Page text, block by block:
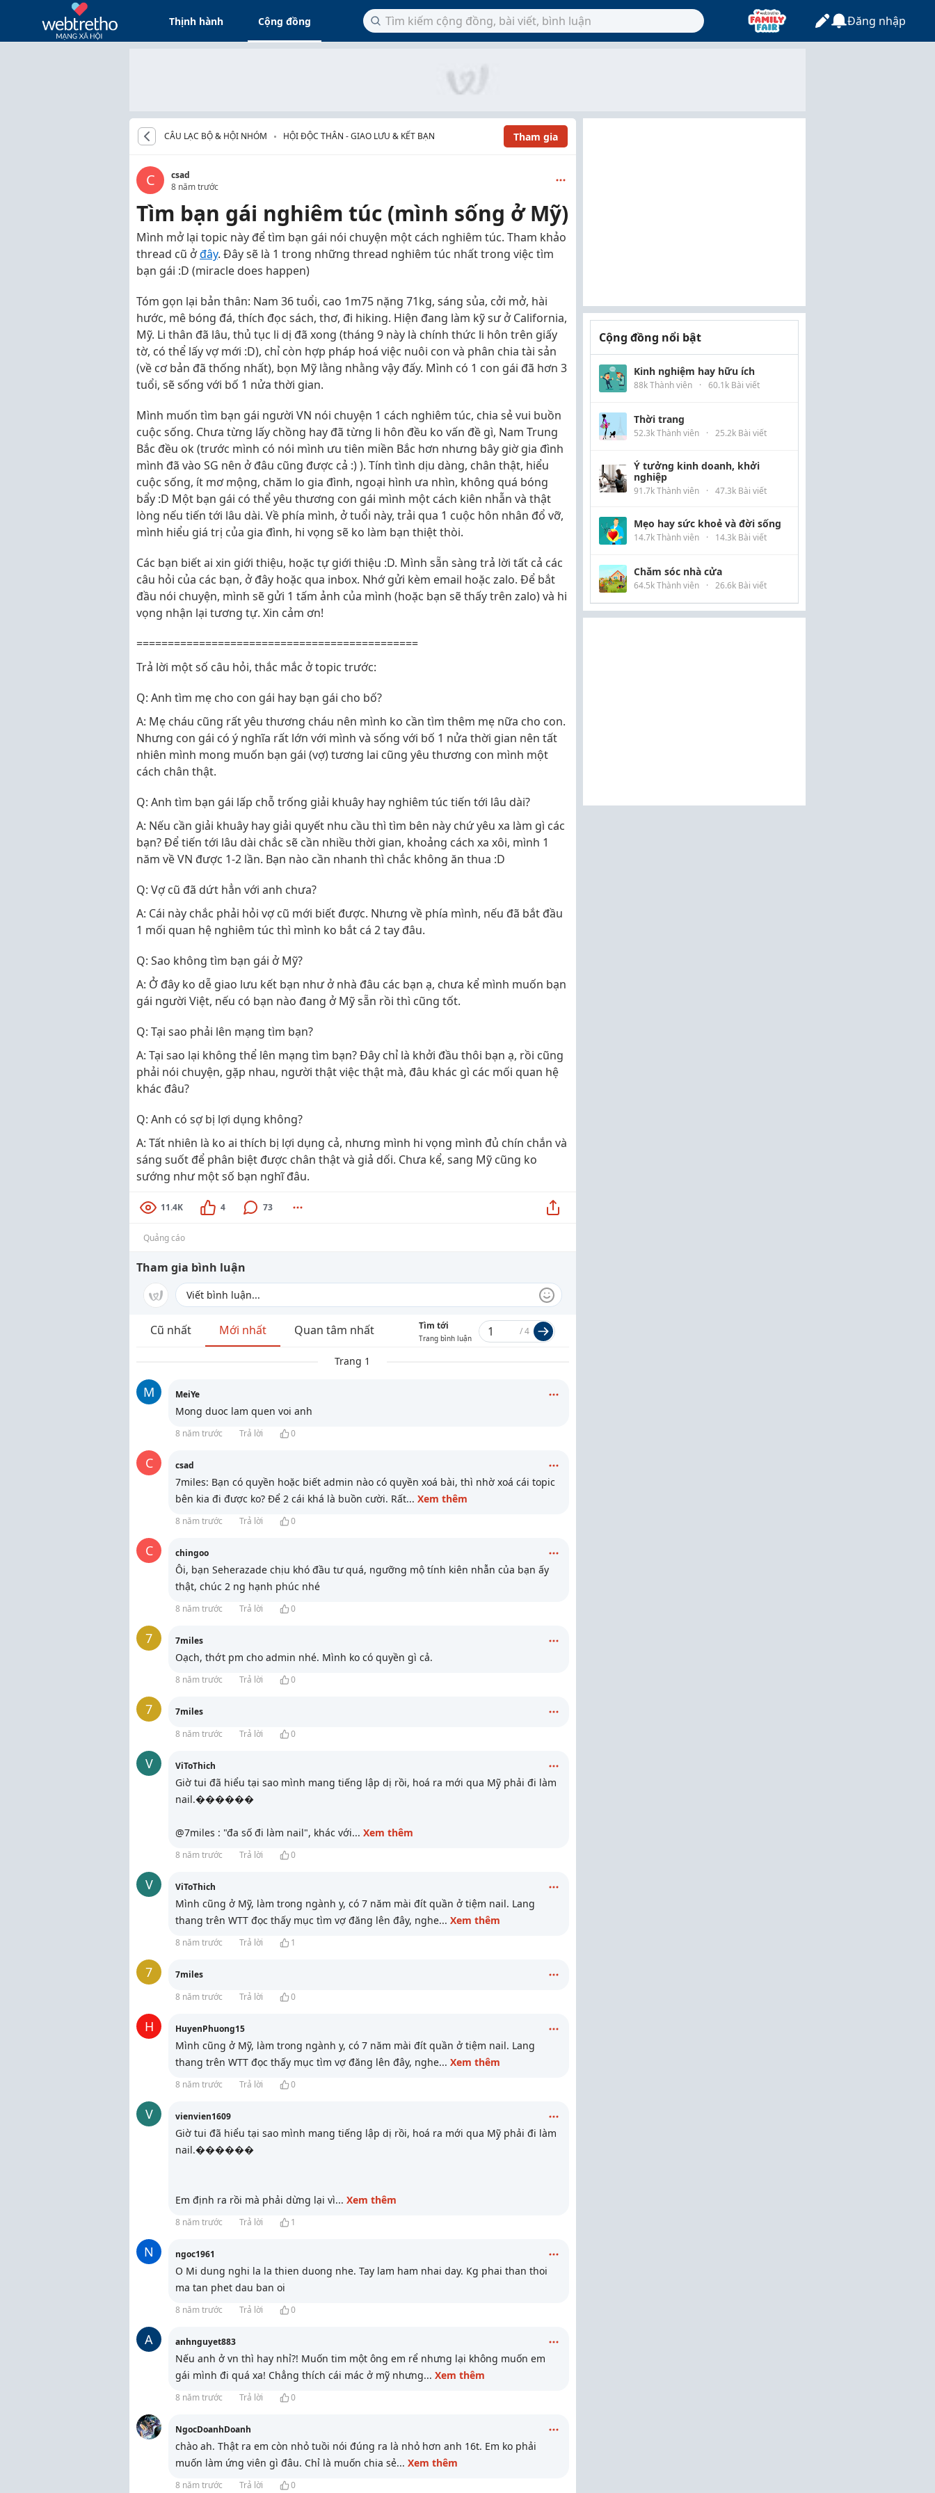
Thịnh hành Cộng đồng Đăng nhập
CÂU LẠC BỘ & HỘI NHÓM HỘI ĐỘC THÂN - GIAO LƯU & KẾT BẠN Tham gia
C
csad
8 năm trước
Tìm bạn gái nghiêm túc (mình sống ở Mỹ)
Mình mở lại topic này để tìm bạn gái nói chuyện một cách nghiêm túc. Tham khảo
thread cũ ởđây. Đây sẽ là 1 trong những thread nghiêm túc nhất trong việc tìm
bạn gái :D (miracle does happen)
Tóm gọn lại bản thân: Nam 36 tuổi, cao 1m75 nặng 71kg, sáng sủa, cởi mở, hài
hước, mê bóng đá, thích đọc sách, thơ, đi hiking. Hiện đang làm kỹ sư ở California,
Mỹ. Li thân đã lâu, thủ tục li dị đã xong (tháng 9 này là chính thức li hôn trên giấy
tờ, có thể lấy vợ mới :D), chỉ còn hợp pháp hoá việc nuôi con và phân chia tài sản
(về cơ bản đã thống nhất), bọn Mỹ lằng nhằng vậy đấy. Mình có 1 con gái đã hơn 3
tuổi, sẽ sống với bố 1 nửa thời gian.
Mình muốn tìm bạn gái người VN nói chuyện 1 cách nghiêm túc, chia sẻ vui buồn
cuộc sống. Chưa từng lấy chồng hay đã từng li hôn đều ko vấn đề gì, Nam Trung
Bắc đều ok (trước mình có nói mình ưu tiên miền Bắc hơn nhưng bây giờ gia đình
mình đã vào SG nên ở đâu cũng được cả :) ). Tính tình dịu dàng, chân thật, hiểu
cuộc sống, ít mơ mộng, chăm lo gia đình, ngoại hình ưa nhìn, không quá bóng
bẩy :D Một bạn gái có thể yêu thương con gái mình một cách kiên nhẫn và thật
lòng nếu tiến tới lâu dài. Về phía mình, ở tuổi này, trải qua 1 cuộc hôn nhân đổ vỡ,
mình hiểu giá trị của gia đình, hi vọng sẽ ko làm bạn thiệt thòi.
Các bạn biết ai xin giới thiệu, hoặc tự giới thiệu :D. Mình sẵn sàng trả lời tất cả các
câu hỏi của các bạn, ở đây hoặc qua inbox. Nhớ gửi kèm email hoặc zalo. Để bắt
đầu nói chuyện, mình sẽ gửi 1 tấm ảnh của mình (hoặc bạn sẽ thấy trên zalo) và hi
vọng nhận lại tương tự. Xin cảm ơn!
=============================================
Trả lời một số câu hỏi, thắc mắc ở topic trước:
Q: Anh tìm mẹ cho con gái hay bạn gái cho bố?
A: Mẹ cháu cũng rất yêu thương cháu nên mình ko cần tìm thêm mẹ nữa cho con.
Nhưng con gái có ý nghĩa rất lớn với mình và sống với bố 1 nửa thời gian nên tất
nhiên mình mong muốn bạn gái (vợ) tương lai cũng yêu thương con mình một
cách chân thật.
Q: Anh tìm bạn gái lấp chỗ trống giải khuây hay nghiêm túc tiến tới lâu dài?
A: Nếu cần giải khuây hay giải quyết nhu cầu thì tìm bên này chứ yêu xa làm gì các
bạn? Để tiến tới lâu dài chắc sẽ cần nhiều thời gian, khoảng cách xa xôi, mình 1
năm về VN được 1-2 lần. Bạn nào cần nhanh thì chắc không ăn thua :D
Q: Vợ cũ đã dứt hẳn với anh chưa?
A: Cái này chắc phải hỏi vợ cũ mới biết được. Nhưng về phía mình, nếu đã bắt đầu
1 mối quan hệ nghiêm túc thì mình ko bắt cá 2 tay đâu.
Q: Sao không tìm bạn gái ở Mỹ?
A: Ở đây ko dễ giao lưu kết bạn như ở nhà đâu các bạn ạ, chưa kể mình muốn bạn
gái người Việt, nếu có bạn nào đang ở Mỹ sẵn rồi thì cũng tốt.
Q: Tại sao phải lên mạng tìm bạn?
A: Tại sao lại không thể lên mạng tìm bạn? Đây chỉ là khởi đầu thôi bạn ạ, rồi cũng
phải nói chuyện, gặp nhau, người thật việc thật mà, đâu khác gì các mối quan hệ
khác đâu?
Q: Anh có sợ bị lợi dụng không?
A: Tất nhiên là ko ai thích bị lợi dụng cả, nhưng mình hi vọng mình đủ chín chắn và
sáng suốt để phân biệt được chân thật và giả dối. Chưa kể, sang Mỹ cũng ko
sướng như một số bạn nghĩ đâu.
11.4K 4 73
Quảng cáo
Tham gia bình luận
Cũ nhất Mới nhất Quan tâm nhất Tìm tới
Trang bình luận
/4
Trang 1
M MeiYe
Mong duoc lam quen voi anh
8 năm trước Trả lời 0
C csad
7miles: Bạn có quyền hoặc biết admin nào có quyền xoá bài, thì nhờ xoá cái topic
bên kia đi được ko? Để 2 cái khá là buồn cười. Rất... Xem thêm
8 năm trước Trả lời 0
C chingoo
Ôi, bạn Seherazade chịu khó đầu tư quá, ngưỡng mộ tính kiên nhẫn của bạn ấy
thật, chúc 2 ng hạnh phúc nhé
8 năm trước Trả lời 0
7 7miles
Oạch, thớt pm cho admin nhé. Mình ko có quyền gì cả.
8 năm trước Trả lời 0
7
7miles
8 năm trước
Trả lời 0
V ViToThich
Giờ tui đã hiểu tại sao mình mang tiếng lập dị rồi, hoá ra mới qua Mỹ phải đi làm
nail.������
@7miles : "đa số đi làm nail", khác với... Xem thêm
8 năm trước Trả lời 0
V ViToThich
Mình cũng ở Mỹ, làm trong ngành y, có 7 năm mài đít quần ở tiệm nail. Lang
thang trên WTT đọc thấy mục tìm vợ đăng lên đây, nghe... Xem thêm
8 năm trước Trả lời 1
7
7miles
8 năm trước
Trả lời 0
H HuyenPhuong15
Mình cũng ở Mỹ, làm trong ngành y, có 7 năm mài đít quần ở tiệm nail. Lang
thang trên WTT đọc thấy mục tìm vợ đăng lên đây, nghe... Xem thêm
8 năm trước Trả lời 0
V vienvien1609
Giờ tui đã hiểu tại sao mình mang tiếng lập dị rồi, hoá ra mới qua Mỹ phải đi làm
nail.������
Em định ra rồi mà phải dừng lại vì... Xem thêm
8 năm trước Trả lời 1
N ngoc1961
O Mi dung nghi la la thien duong nhe. Tay lam ham nhai day. Kg phai than thoi
ma tan phet dau ban oi
8 năm trước Trả lời 0
A anhnguyet883
Nếu anh ở vn thì hay nhỉ?! Muốn tim một ông em rể nhưng lại không muốn em
gái mình đi quá xa! Chẳng thích cái mác ở mỹ nhưng... Xem thêm
8 năm trước Trả lời 0
NgocDoanhDoanh
chào ah. Thật ra em còn nhỏ tuồi nói đúng ra là nhỏ hơn anh 16t. Em ko phải
muốn làm ứng viên gì đâu. Chỉ là muốn chia sẻ... Xem thêm
8 năm trước Trả lời 0
Cộng đồng nổi bật
Kinh nghiệm hay hữu ích
88k Thành viên · 60.1k Bài viết
Thời trang
52.3k Thành viên · 25.2k Bài viết
Ý tưởng kinh doanh, khởi
nghiệp
91.7k Thành viên · 47.3k Bài viết
Mẹo hay sức khoẻ và đời sống
14.7k Thành viên · 14.3k Bài viết
Chăm sóc nhà cửa
64.5k Thành viên · 26.6k Bài viết